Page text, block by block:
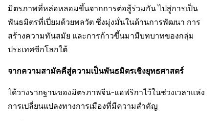
มิตรภาพที่หล่อหลอมขึ้นจากการต่อสู้ร่วมกัน ไปสู่การเป็น
พันธมิตรที่เปี่ยมด้วยพลวัต ซึ่งมุ่งมั่นในด้านการพัฒนา การ
สร้างความทันสมัย และการก้าวขึ้นมามีบทบาทของกลุ่ม
ประเทศซีกโลกใต้
จากความสามัคคีสู่ความเป็นพันธมิตรเชิงยุทธศาสตร์
ได้วางรากฐานของมิตรภาพจีน-แอฟริกาไว้ในช่วงเวลาแห่ง
การเปลี่ยนแปลงทางการเมืองที่มีความสำคัญ